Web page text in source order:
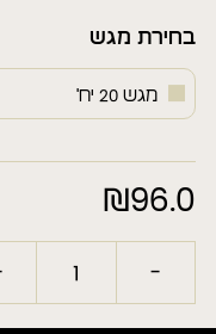
בחירת מגש
מגש 20 יח'
₪96.0
-